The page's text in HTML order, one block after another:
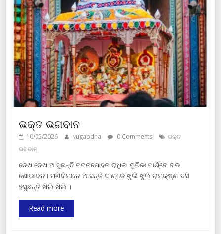
ଭକ୍ତ ଭଗବାନ
10/05/2026 yugabdha 0 Comments
ଭକ୍ତ
ଭଗବାନ
ଦେଖ ଦେଖ ଆସୁଛନ୍ତି ମଦନମୋହନ ରାଧିକା ଦୁତିକା ପାର୍ଶ୍ବେ ବଡ
ଶୋଭାବନ। ମଣିବିମାନେ ଆସନ୍ତି ଦାଣ୍ଡେ ଝୁଲି ଝୁଲି ରାମକୃଷ୍ଣ ବସି
ହସୁଛନ୍ତି ଖିଲି ଖିଲି ।
Read more